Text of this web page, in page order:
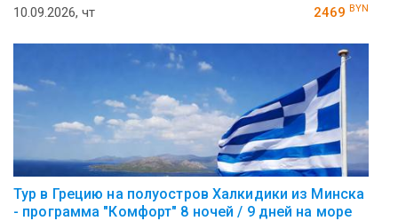
10.09.2026, чт 2469 BYN
Тур в Грецию на полуостров Халкидики из Минска
- программа "Комфорт" 8 ночей / 9 дней на море